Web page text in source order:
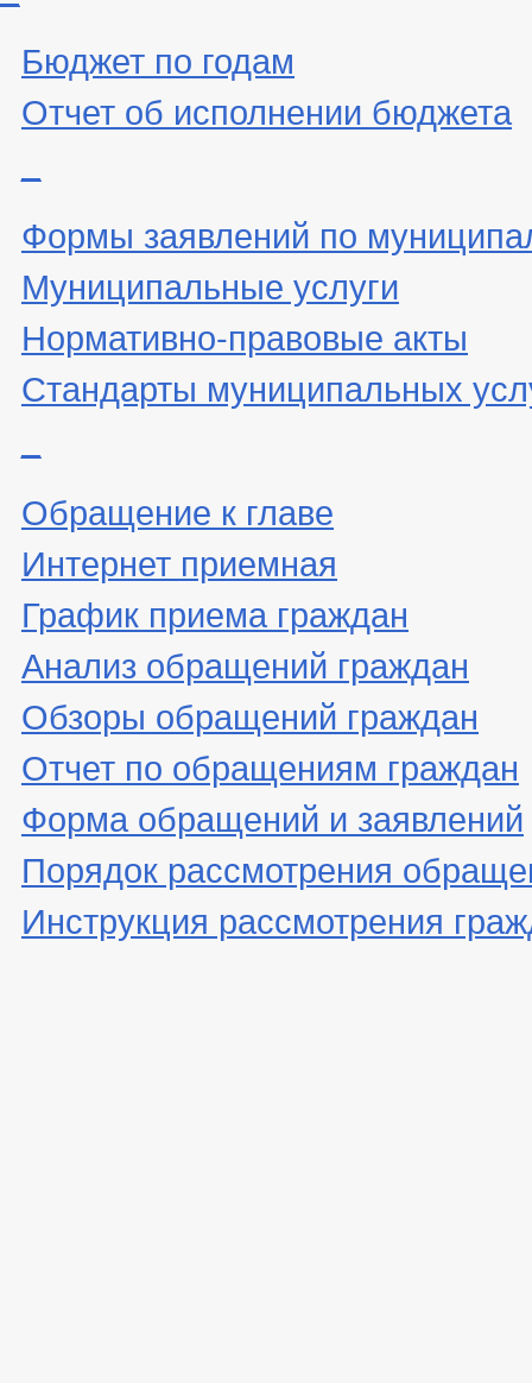
Бюджет по годам
Отчет об исполнении бюджета
Формы заявлений по
Муниципальные услуги
Нормативно-правовые акты
Стандарты муниципальных
Обращение к главе
Интернет приемная
График приема граждан
Анализ обращений граждан
Обзоры обращений граждан
Отчет по обращениям граждан
Форма обращений и заявлений
Порядок рассмотрения
Инструкция рассмотрения